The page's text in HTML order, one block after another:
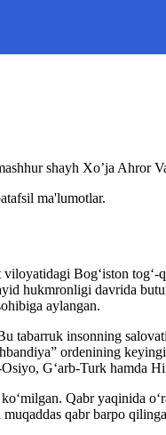
shayh Xo’ja Ahror
Bog‘iston
hukmronligi davrida
aylangan.
tabarruk insonning
ordenining
G‘arb-Turk hamda
Qabr yaqinida
qabr barpo